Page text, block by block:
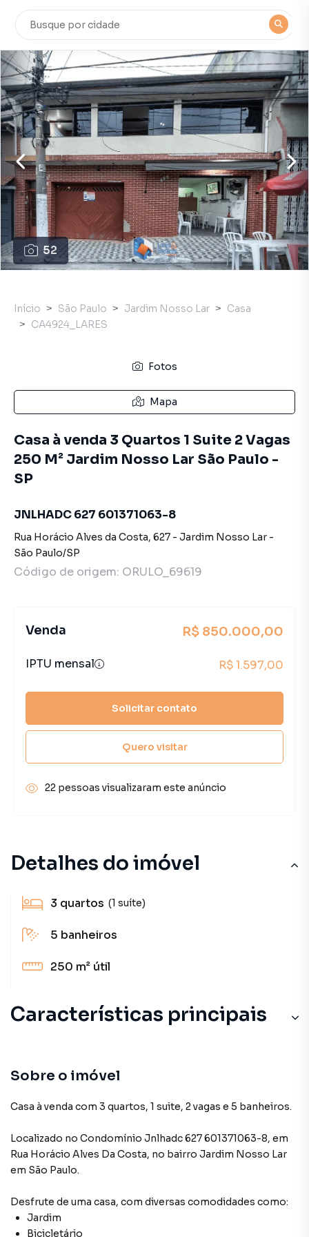
52
Detalhes do imóvel
3 quartos (1 suíte)
5 banheiros
250 m² útil
Características principais
Sobre o imóvel
Casa à venda com 3 quartos, 1 suite, 2 vagas e 5 banheiros.
Localizado no Condomínio Jnlhadc 627 601371063-8, em
Rua Horácio Alves Da Costa, no bairro Jardim Nosso Lar
em São Paulo.
Desfrute de uma casa, com diversas comodidades como:
Jardim
Bicicletário
Início São Paulo Jardim Nosso Lar
Casa
CA4924_LARES
Fotos
Mapa
Casa à venda 3 Quartos 1 Suite 2 Vagas
250 M² Jardim Nosso Lar São Paulo -
SP
JNLHADC 627 601371063-8
Rua Horácio Alves da Costa, 627 - Jardim Nosso Lar -
São Paulo/SP
Código de origem: ORULO_69619
Venda R$ 850.000,00
IPTU mensal R$ 1.597,00
Solicitar contato
Quero visitar
22 pessoas visualizaram este anúncio